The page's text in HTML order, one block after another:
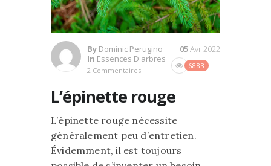
By Dominic Perugino
In Essences D'arbres
2 Commentaires
6883
05Avr 2022
L’épinette rouge
L’épinette rouge nécessite
généralement peu d’entretien.
Évidemment, il est toujours